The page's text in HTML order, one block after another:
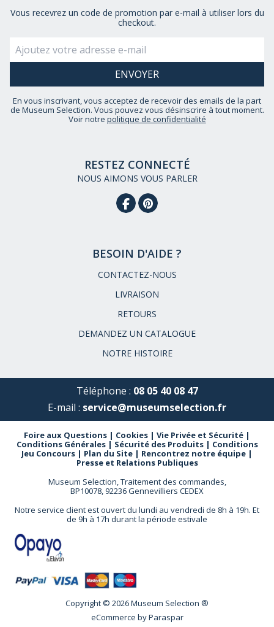
Vous recevrez un code de promotion par e-mail à utiliser lors du
checkout.
En vous inscrivant, vous acceptez de recevoir des emails de la part
de Museum Selection. Vous pouvez vous désinscrire à tout moment.
Voir notre politique de confidentialité
RESTEZ CONNECTÉ
NOUS AIMONS VOUS PARLER
BESOIN D'AIDE ?
CONTACTEZ-NOUS
LIVRAISON
RETOURS
DEMANDEZ UN CATALOGUE
NOTRE HISTOIRE
Téléphone : 08 05 40 08 47
E-mail : service@museumselection.fr
Foire aux Questions | Cookies | Vie Privée et Sécurité |
Conditions Générales| Sécurité des Produits| Conditions
Jeu Concours | Plan du Site | Rencontrez notre équipe |
Presse et Relations Publiques
Museum Selection, Traitement des commandes,
BP10078, 92236 Gennevilliers CEDEX
Notre service client est ouvert du lundi au vendredi de 8h à 19h. Et
de 9h à 17h durant la période estivale
Copyright © 2026 Museum Selection ®
eCommerce byParaspar